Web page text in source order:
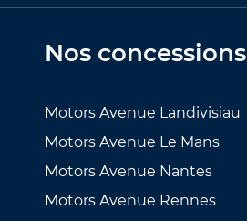
Nos concessions
Motors Avenue Landivisiau
Motors Avenue Le Mans
Motors Avenue Nantes
Motors Avenue Rennes